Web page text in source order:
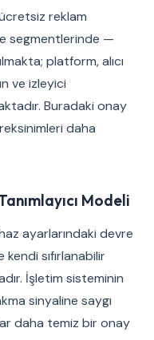
reklam
segmentlerinde —
platform, alıcı
ve izleyici
Buradaki onay
daha
Modeli
ayarlarındaki devre
sıfırlanabilir
İşletim sisteminin
sinyaline saygı
daha temiz bir onay